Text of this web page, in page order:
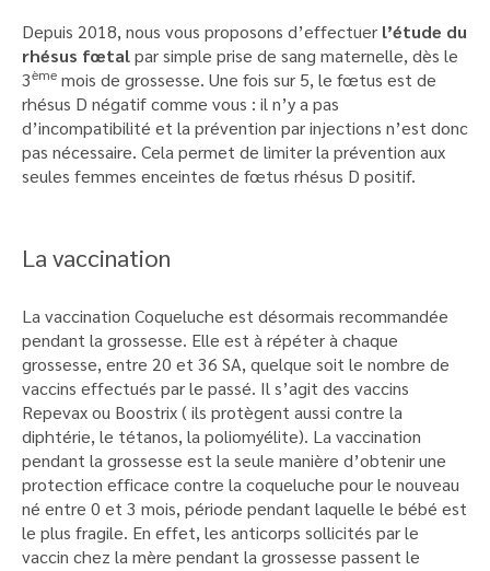
Depuis 2018, nous vous proposons d’effectuer l’étude du
rhésus fœtalpar simple prise de sang maternelle, dès le
3ème mois de grossesse. Une fois sur 5, le fœtus est de
rhésus D négatif comme vous : il n’y a pas
d’incompatibilité et la prévention par injections n’est donc
pas nécessaire. Cela permet de limiter la prévention aux
seules femmes enceintes de fœtus rhésus D positif.
La vaccination
La vaccination Coqueluche est désormais recommandée
pendant la grossesse. Elle est à répéter à chaque
grossesse, entre 20 et 36 SA, quelque soit le nombre de
vaccins effectués par le passé. Il s’agit des vaccins
Repevax ou Boostrix ( ils protègent aussi contre la
diphtérie, le tétanos, la poliomyélite). La vaccination
pendant la grossesse est la seule manière d’obtenir une
protection efficace contre la coqueluche pour le nouveau
né entre 0 et 3 mois, période pendant laquelle le bébé est
le plus fragile. En effet, les anticorps sollicités par le
vaccin chez la mère pendant la grossesse passent le